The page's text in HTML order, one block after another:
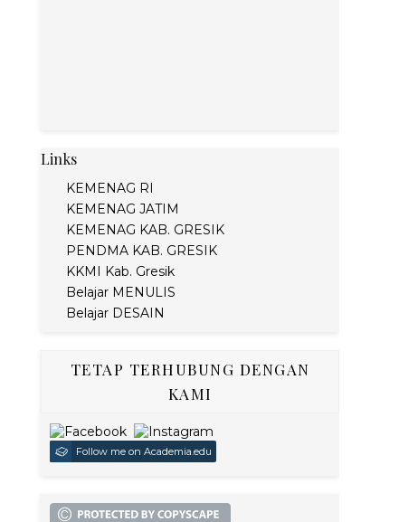
Links
KEMENAG RI
KEMENAG JATIM
KEMENAG KAB. GRESIK
PENDMA KAB. GRESIK
KKMI Kab. Gresik
Belajar MENULIS
Belajar DESAIN
TETAP TERHUBUNG DENGAN
KAMI
Follow me on Academia.edu